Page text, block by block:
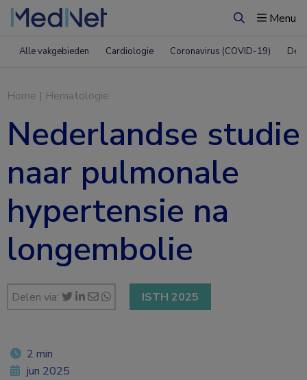
ZoekenMenu
Alle vakgebieden Cardiologie Coronavirus (COVID-19)
Home | Hematologie
Nederlandse studie
naar pulmonale
hypertensie na
longembolie
Delen via: ISTH 2025
2 min
jun 2025